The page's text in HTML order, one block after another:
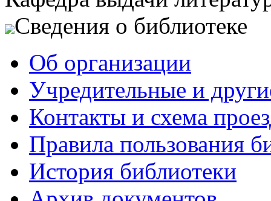
Сведения о библиотеке
Об организации
Учредительные и
Контакты и схема
Правила пользования
История библиотеки